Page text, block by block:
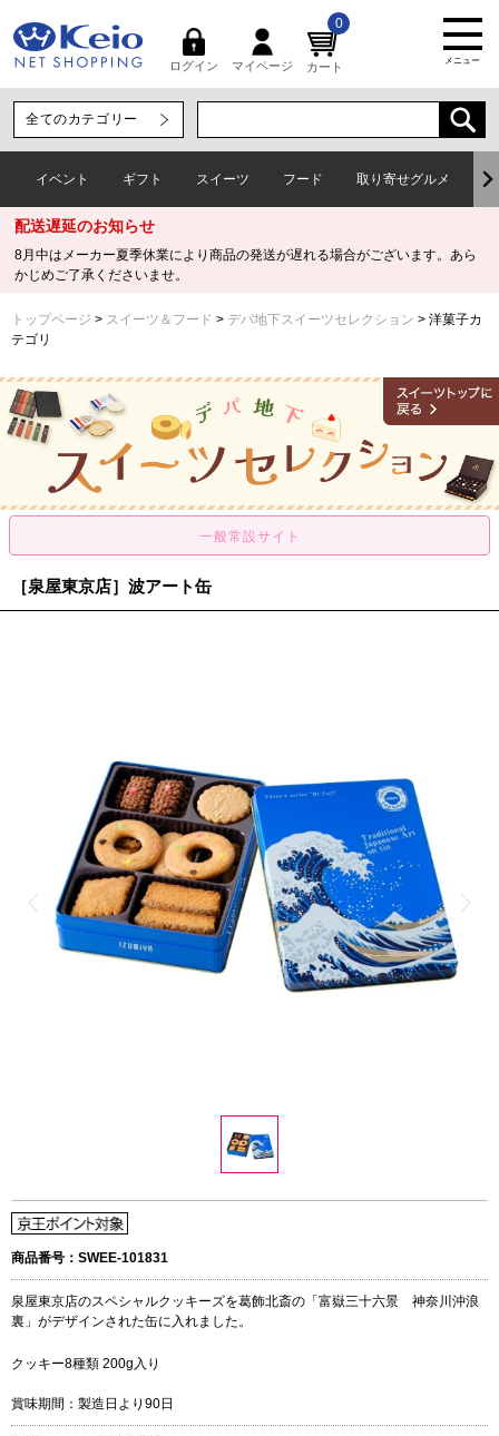
ログイン マイページ カート
0
メニュー
イベント ギフト スイーツ フード 取り寄せグルメ
配送遅延のお知らせ
8月中はメーカー夏季休業により商品の発送が遅れる場合がございます。あら
かじめご了承くださいませ。
トップページ スイーツ＆フード デパ地下スイーツセレクション
洋菓子カ
テゴリ
［泉屋東京店］波アート缶
商品番号：SWEE-101831
泉屋東京店のスペシャルクッキーズを葛飾北斎の「富嶽三十六景 神奈川沖浪
裏」がデザインされた缶に入れました。
クッキー8種類 200g入り
賞味期間：製造日より90日